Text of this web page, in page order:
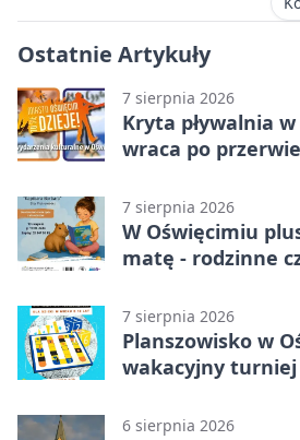
Ostatnie Artykuły
7 sierpnia 2026
Kryta pływalnia
wraca po
7 sierpnia 2026
W Oświęcimiu
matę - rodzinne
7 sierpnia 2026
Planszowisko w
wakacyjny turniej
6 sierpnia 2026